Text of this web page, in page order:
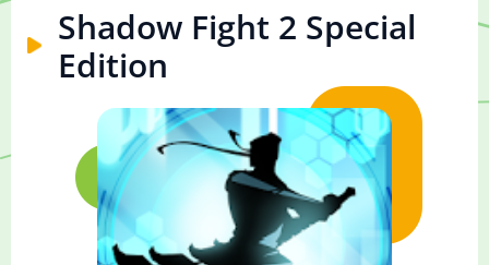
Shadow Fight 2 Special
Edition